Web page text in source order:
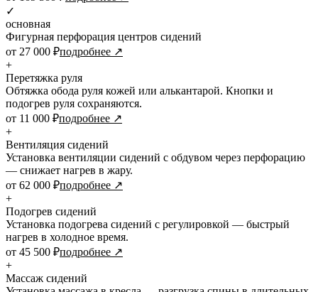
✓
основная
Фигурная перфорация центров сидений
от 27 000 ₽подробнее ↗
+
Перетяжка руля
Обтяжка обода руля кожей или алькантарой. Кнопки и
подогрев руля сохраняются.
от 11 000 ₽подробнее ↗
+
Вентиляция сидений
Установка вентиляции сидений с обдувом через перфорацию
— снижает нагрев в жару.
от 62 000 ₽подробнее ↗
+
Подогрев сидений
Установка подогрева сидений с регулировкой — быстрый
нагрев в холодное время.
от 45 500 ₽подробнее ↗
+
Массаж сидений